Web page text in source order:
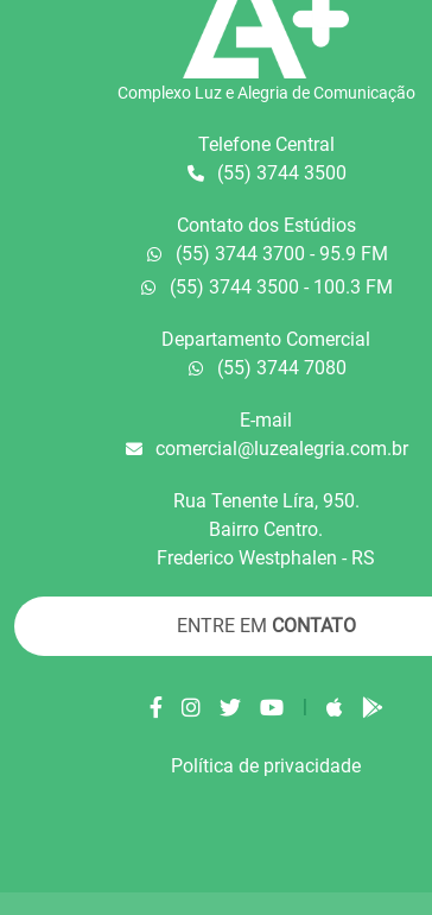
Complexo Luz e Alegria de Comunicação
Telefone Central
(55) 3744 3500
Contato dos Estúdios
(55) 3744 3700 - 95.9 FM
(55) 3744 3500 - 100.3 FM
Departamento Comercial
(55) 3744 7080
E-mail
comercial@luzealegria.com.br
Rua Tenente Líra, 950.
Bairro Centro.
Frederico Westphalen - RS
ENTRE EM CONTATO
|
Política de privacidade